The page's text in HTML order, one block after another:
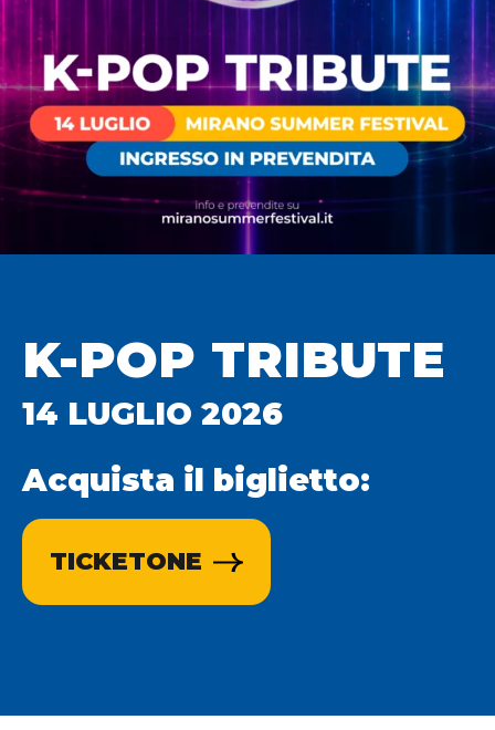
K-POP TRIBUTE
14 LUGLIO 2026
Acquista il biglietto:
TICKETONE